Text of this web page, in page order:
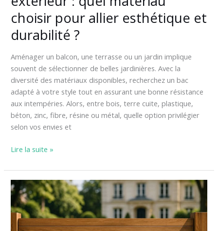
choisir pour allier esthétique et
durabilité ?
Aménager un balcon, une terrasse ou un jardin implique
souvent de sélectionner de belles jardinières. Avec la
diversité des matériaux disponibles, recherchez un bac
adapté à votre style tout en assurant une bonne résistance
aux intempéries. Alors, entre bois, terre cuite, plastique,
béton, zinc, fibre, résine ou métal, quelle option privilégier
selon vos envies et
Lire la suite »
L’atout
charme
du
portail